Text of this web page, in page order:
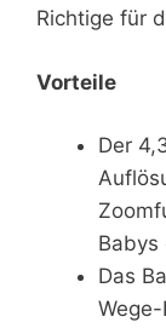
Richtige für
Vorteile
Der
Babys
Das